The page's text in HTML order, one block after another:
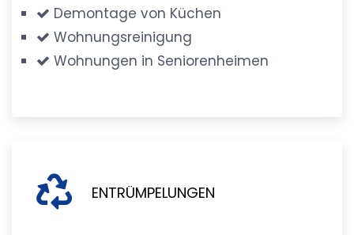
Demontage von Küchen
Wohnungsreinigung
Wohnungen in Seniorenheimen
ENTRÜMPELUNGEN